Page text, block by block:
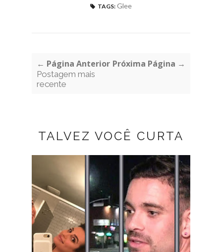
TAGS: Glee
← Página Anterior
Postagem mais
recente
Próxima Página →
TALVEZ VOCÊ CURTA